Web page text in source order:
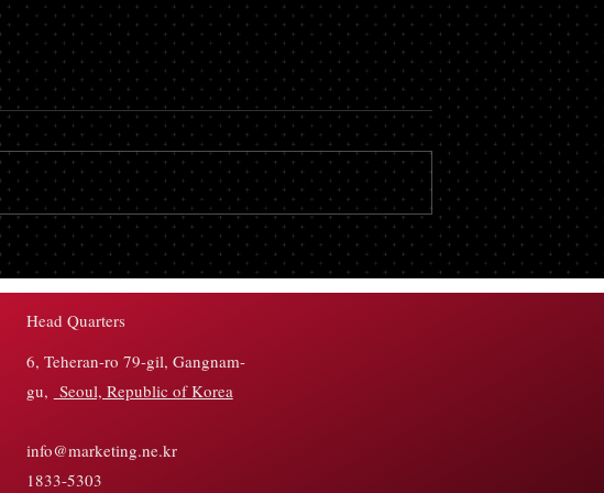
초개인화 마케팅 강화: 고객 데
이터를 활용한 맞춤형 경험 제
소셜 미디어 유료화 물결 확
프리미엄 서비스로 수익 모
Head Quarters
6, Teheran-ro 79-gil, Gangnam-
gu, Seoul, Republic of Korea
info@marketing.ne.kr
1833-5303